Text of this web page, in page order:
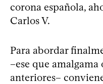
corona española,
Carlos V.
Para abordar
–ese que
anteriores–